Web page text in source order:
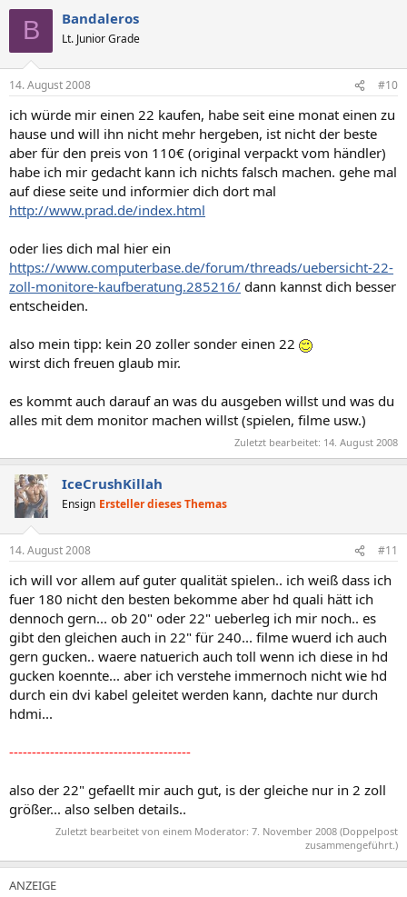
B Bandaleros
Lt. Junior Grade
14. August 2008 #10
ich würde mir einen 22 kaufen, habe seit eine monat einen zu
hause und will ihn nicht mehr hergeben, ist nicht der beste
aber für den preis von 110€ (original verpackt vom händler)
habe ich mir gedacht kann ich nichts falsch machen. gehe mal
auf diese seite und informier dich dort mal
http://www.prad.de/index.html
oder lies dich mal hier ein
https://www.computerbase.de/forum/threads/uebersicht-22-
zoll-monitore-kaufberatung.285216/ dann kannst dich besser
entscheiden.
also mein tipp: kein 20 zoller sonder einen 22
wirst dich freuen glaub mir.
es kommt auch darauf an was du ausgeben willst und was du
alles mit dem monitor machen willst (spielen, filme usw.)
Zuletzt bearbeitet: 14. August 2008
IceCrushKillah
Ensign Ersteller dieses Themas
14. August 2008 #11
ich will vor allem auf guter qualität spielen.. ich weiß dass ich
fuer 180 nicht den besten bekomme aber hd quali hätt ich
dennoch gern... ob 20" oder 22" ueberleg ich mir noch.. es
gibt den gleichen auch in 22" für 240... filme wuerd ich auch
gern gucken.. waere natuerich auch toll wenn ich diese in hd
gucken koennte... aber ich verstehe immernoch nicht wie hd
durch ein dvi kabel geleitet werden kann, dachte nur durch
hdmi...
----------------------------------------
also der 22" gefaellt mir auch gut, is der gleiche nur in 2 zoll
größer... also selben details..
Zuletzt bearbeitet von einem Moderator: 7. November 2008 (Doppelpost
zusammengeführt.)